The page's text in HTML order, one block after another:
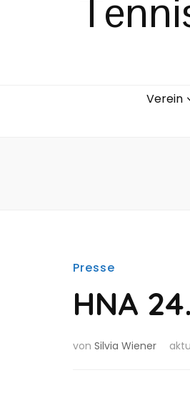
Verein
Presse
HNA
von Silvia Wiener